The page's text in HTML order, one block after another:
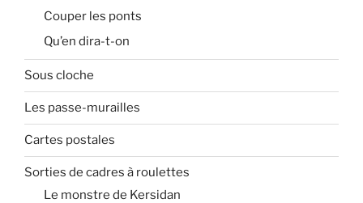
Couper les ponts
Qu’en dira-t-on
Sous cloche
Les passe-murailles
Cartes postales
Sorties de cadres à roulettes
Le monstre de Kersidan